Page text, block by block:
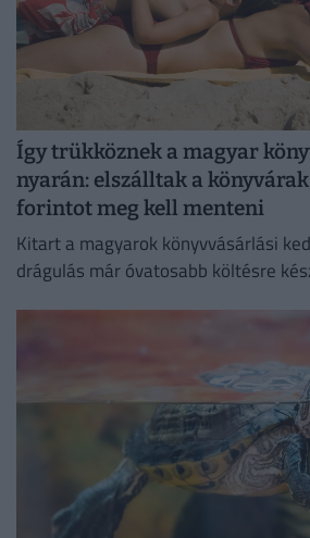
Így trükköznek a magyar
nyarán: elszálltak a
forintot meg kell menteni
Kitart a magyarok könyvvásárlási
drágulás már óvatosabb költésre